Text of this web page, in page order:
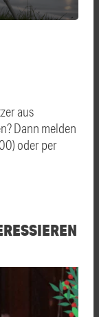
aus
Dann melden
oder per